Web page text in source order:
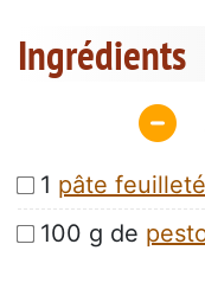
Ingrédients
1 pâte
100 g de